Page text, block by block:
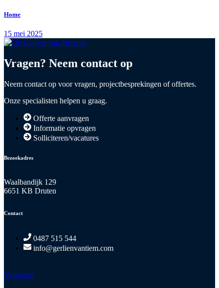
Home
15 mei 2025
Vragen? Neem contact op
Neem contact op voor vragen, projectbesprekingen of offertes.
Onze specialisten helpen u graag.
Offerte aanvragen
Informatie opvragen
Solliciteren/vacatures
Bezoekadres
Waalbandijk 129
6651 KB Druten
Contact
0487 515 544
info@gerlienvantiem.com
Vacatures